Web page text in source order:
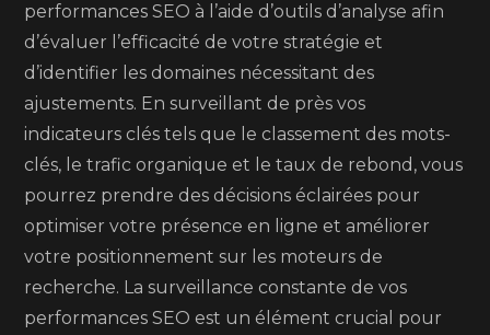
performances SEO à l’aide d’outils d’analyse afin
d’évaluer l’efficacité de votre stratégie et
d’identifier les domaines nécessitant des
ajustements. En surveillant de près vos
indicateurs clés tels que le classement des mots-
clés, le trafic organique et le taux de rebond, vous
pourrez prendre des décisions éclairées pour
optimiser votre présence en ligne et améliorer
votre positionnement sur les moteurs de
recherche. La surveillance constante de vos
performances SEO est un élément crucial pour